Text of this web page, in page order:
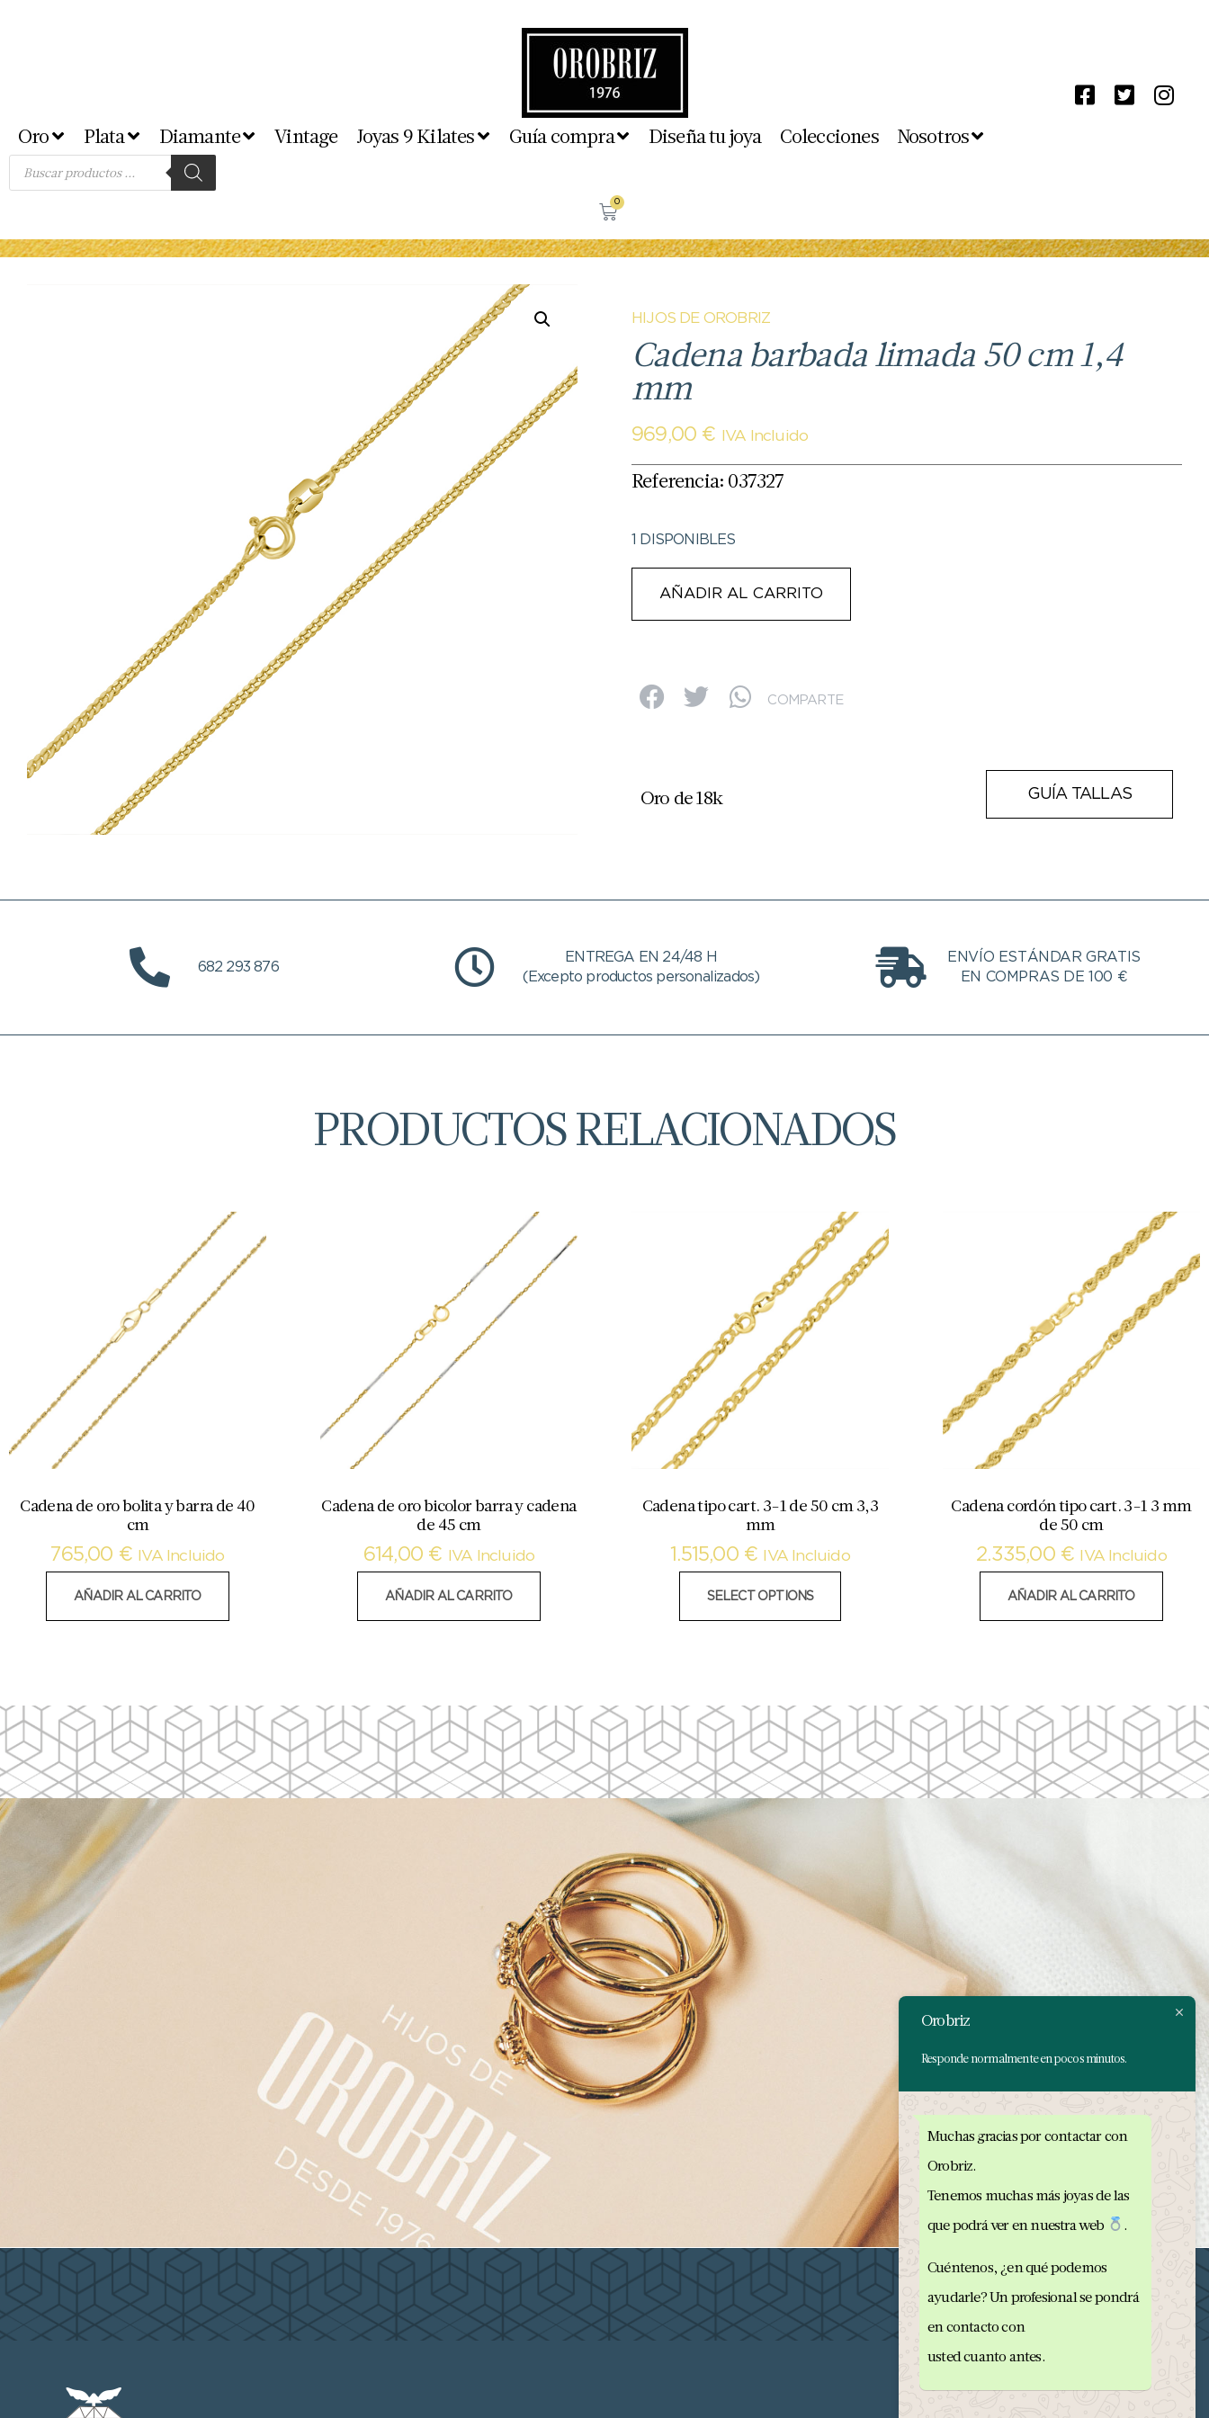
Oro Plata Diamante Vintage Joyas 9 Kilates Guía compra Diseña tu joya Colecciones Nosotros
0
HIJOS DE OROBRIZ
Cadena barbada limada 50 cm 1,4
mm
969,00 € IVA Incluido
Referencia: 037327
1 DISPONIBLES
AÑADIR AL CARRITO
COMPARTE
Oro de 18k GUÍA TALLAS
682 293 876
ENTREGA EN 24/48 H
(Excepto productos personalizados)
ENVÍO ESTÁNDAR GRATIS
EN COMPRAS DE 100 €
PRODUCTOS RELACIONADOS
Cadena de oro bolita y barra de 40
cm
765,00 € IVA Incluido
AÑADIR AL CARRITO
Cadena de oro bicolor barra y cadena
de 45 cm
614,00 € IVA Incluido
AÑADIR AL CARRITO
Cadena tipo cart. 3-1 de 50 cm 3,3
mm
1.515,00 € IVA Incluido
SELECT OPTIONS
Cadena cordón tipo cart. 3-1 3 mm
de 50 cm
2.335,00 € IVA Incluido
AÑADIR AL CARRITO
Orobriz
Responde normalmente en pocos minutos.
Muchas gracias por contactar con
Orobriz.
Tenemos muchas más joyas de las
que podrá ver en nuestra web
.
Cuéntenos, ¿en qué podemos
ayudarle? Un profesional se pondrá
en contacto con
usted cuanto antes.